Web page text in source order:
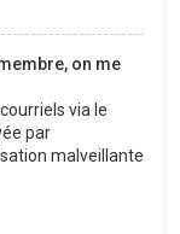
on me
via le
par
malveillante